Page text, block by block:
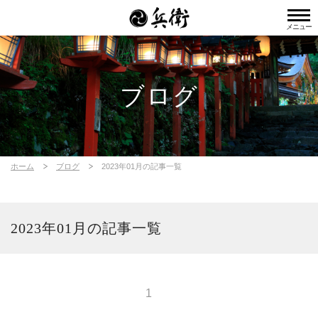
メニュー
ブログ
ホーム ブログ 2023年01月の記事一覧
2023年01月の記事一覧
1